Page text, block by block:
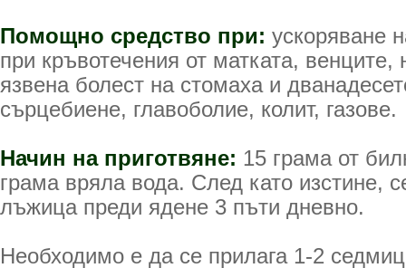
Помощно средство при: ускоряване
при кръвотечения от матката,
язвена болест на стомаха и
сърцебиене, главоболие, колит, газове.
Начин на приготвяне: 15 грама от
грама вряла вода. След като изстине,
лъжица преди ядене 3 пъти дневно.
Необходимо е да се прилага 1-2